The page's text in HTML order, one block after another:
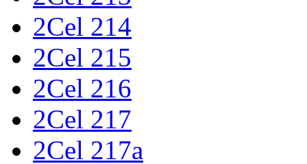
2Cel 214
2Cel 215
2Cel 216
2Cel 217
2Cel 217a